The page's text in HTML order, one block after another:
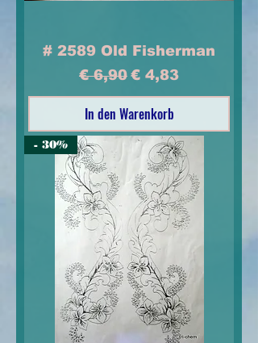
# 2589 Old Fisherman
Standardpreis
€ 6,90 Sale-Preis
€ 4,83
In den Warenkorb
- 30%